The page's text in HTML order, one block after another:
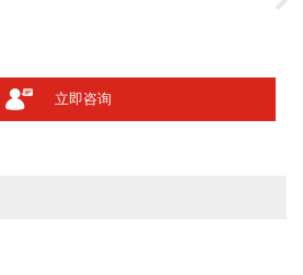
立即咨询